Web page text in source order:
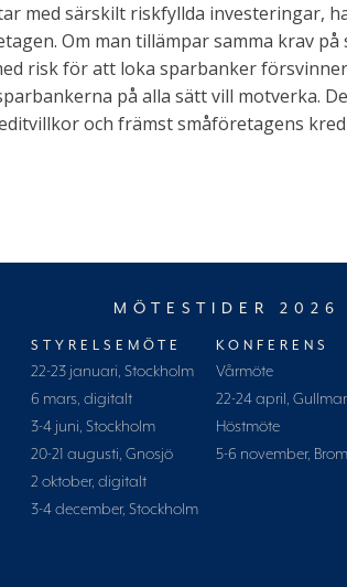
med särskilt riskfyllda investeringar,
Om man tillämpar samma krav
risk för att loka sparbanker
på alla sätt vill motverka.
och främst småföretagens
MÖTESTIDER 2026
STYRELSEMÖTE
22-23 januari, Stockholm
6 mars, digitalt
3-4 juni, Stockholm
20-21 augusti, Gnosjö
2 oktober, digitalt
3-4 december, Stockholm
KONFERENS
Vårmöte
22-24 april,
Höstmöte
5-6 november,